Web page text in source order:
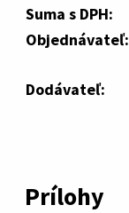
Suma s DPH:
Objednávateľ:
Dodávateľ:
Prílohy